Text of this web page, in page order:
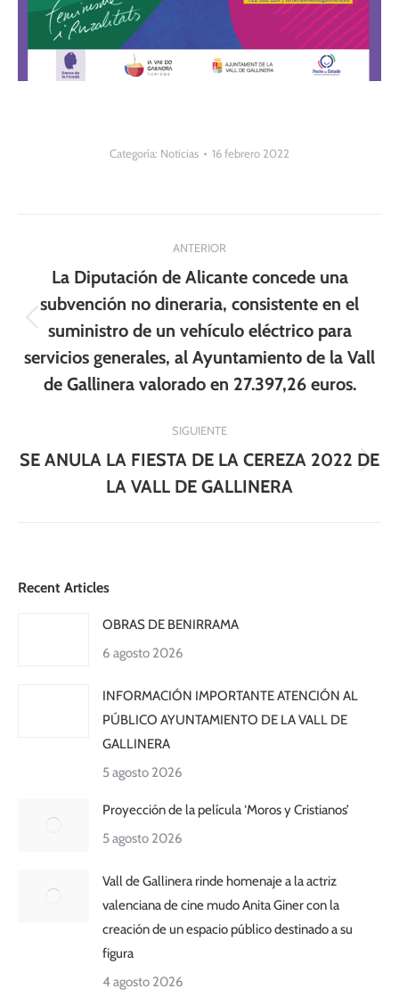
Categoría: Noticias 16 febrero 2022
entre
publicaciones
ANTERIOR
Publicación
anterior:
La Diputación de Alicante concede una
subvención no dineraria, consistente en el
suministro de un vehículo eléctrico para
servicios generales, al Ayuntamiento de la Vall
de Gallinera valorado en 27.397,26 euros.
SIGUIENTE
Publicación
siguiente:
SE ANULA LA FIESTA DE LA CEREZA 2022 DE
LA VALL DE GALLINERA
Recent Articles
OBRAS DE BENIRRAMA
6 agosto 2026
INFORMACIÓN IMPORTANTE ATENCIÓN AL
PÚBLICO AYUNTAMIENTO DE LA VALL DE
GALLINERA
5 agosto 2026
Proyección de la película ‘Moros y Cristianos’
5 agosto 2026
Vall de Gallinera rinde homenaje a la actriz
valenciana de cine mudo Anita Giner con la
creación de un espacio público destinado a su
figura
4 agosto 2026